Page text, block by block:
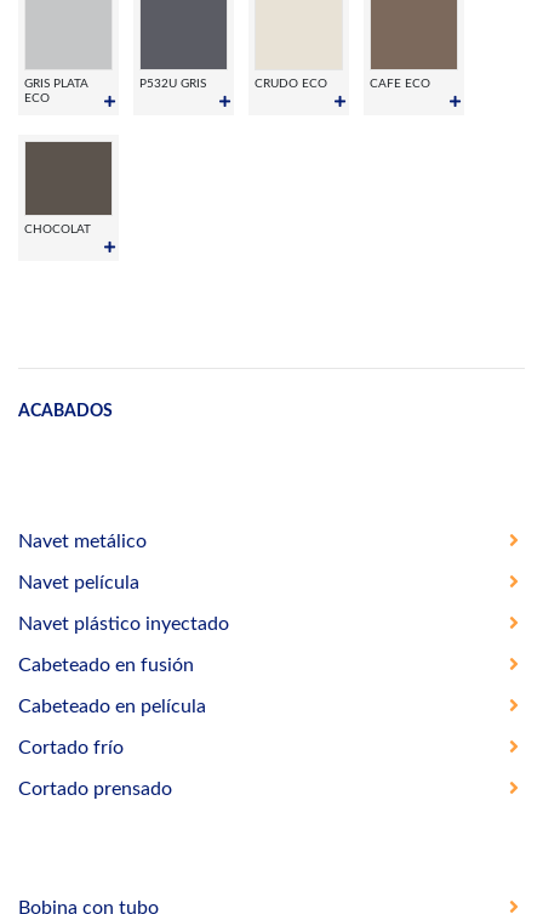
GRIS PLATA
ECO
P532U GRIS CRUDO ECO CAFE ECO
CHOCOLAT
ACABADOS
Navet metálico
Navet película
Navet plástico inyectado
Cabeteado en fusión
Cabeteado en película
Cortado frío
Cortado prensado
Bobina con tubo